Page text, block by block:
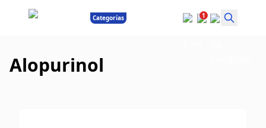
Categorías 1
Alopurinol